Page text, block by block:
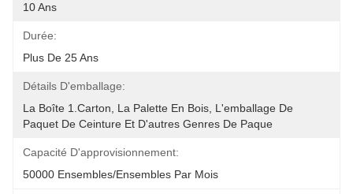
10 Ans
Durée:
Plus De 25 Ans
Détails D'emballage:
La Boîte 1.Carton, La Palette En Bois, L'emballage De
Paquet De Ceinture Et D'autres Genres De Paque
Capacité D'approvisionnement:
50000 Ensembles/ensembles Par Mois